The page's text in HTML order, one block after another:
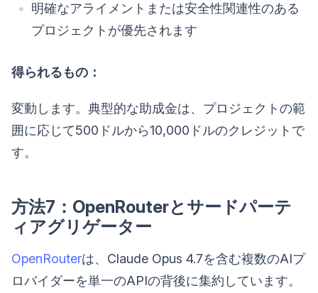
明確なアライメントまたは安全性関連性のある
プロジェクトが優先されます
得られるもの：
変動します。典型的な助成金は、プロジェクトの範
囲に応じて500ドルから10,000ドルのクレジットで
す。
方法7：OpenRouterとサードパーテ
ィアグリゲーター
OpenRouterは、Claude Opus 4.7を含む複数のAIプ
ロバイダーを単一のAPIの背後に集約しています。